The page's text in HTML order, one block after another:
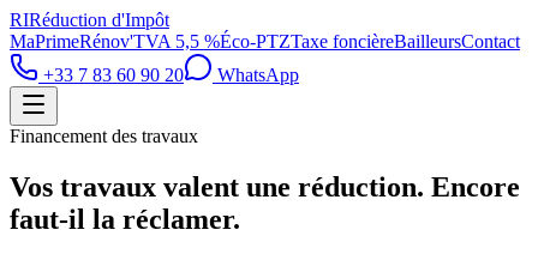
RIRéduction d'Impôt
MaPrimeRénov'TVA 5,5 %Éco-PTZTaxe foncièreBailleursContact
+33 7 83 60 90 20
WhatsApp
Financement des travaux
Vos travaux valent une réduction. Encore
faut-il la réclamer.